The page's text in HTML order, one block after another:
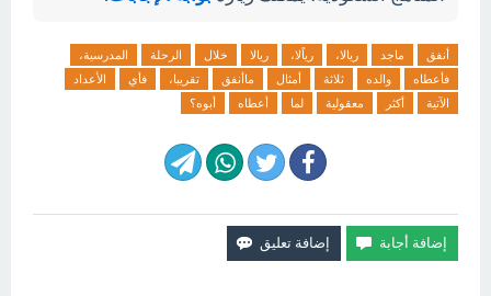
أنفق ماجد ريالا، رياًلا، ريالا خلال الرحلة
المدرسية،
فأعطاه
والده ثلاثة أمثال ماأنفق تقريبا، فأي
الأعداد
الآتية
أكثر معقولية لما أعطاه أبوه؟